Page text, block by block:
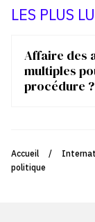
LES PLUS
Affaire des
multiples
procédure ?
Accueil /
politique